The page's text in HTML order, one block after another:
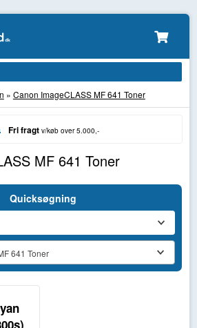
» Canon ImageCLASS MF 641 Toner
Fri fragt v/køb over 5.000,-
MF 641 Toner
Quicksøgning
641 Toner